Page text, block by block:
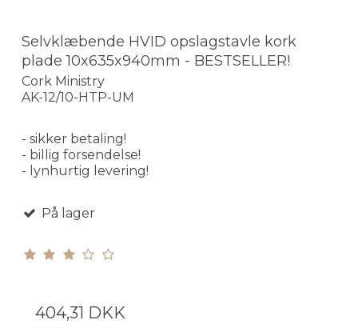
Selvklæbende HVID opslagstavle kork
plade 10x635x940mm - BESTSELLER!
Cork Ministry
AK-12/10-HTP-UM
- sikker betaling!
- billig forsendelse!
- lynhurtig levering!
På lager
404,31 DKK